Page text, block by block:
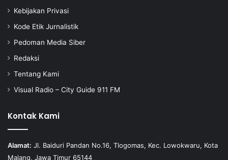
Kebijakan Privasi
Kode Etik Jurnalistik
Pedoman Media Siber
Redaksi
Tentang Kami
Visual Radio – City Guide 911 FM
Kontak Kami
Alamat: Jl. Baiduri Pandan No.16, Tlogomas, Kec. Lowokwaru, Kota
Malang, Jawa Timur 65144